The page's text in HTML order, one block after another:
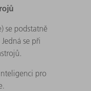
se podstatně
se při
pro